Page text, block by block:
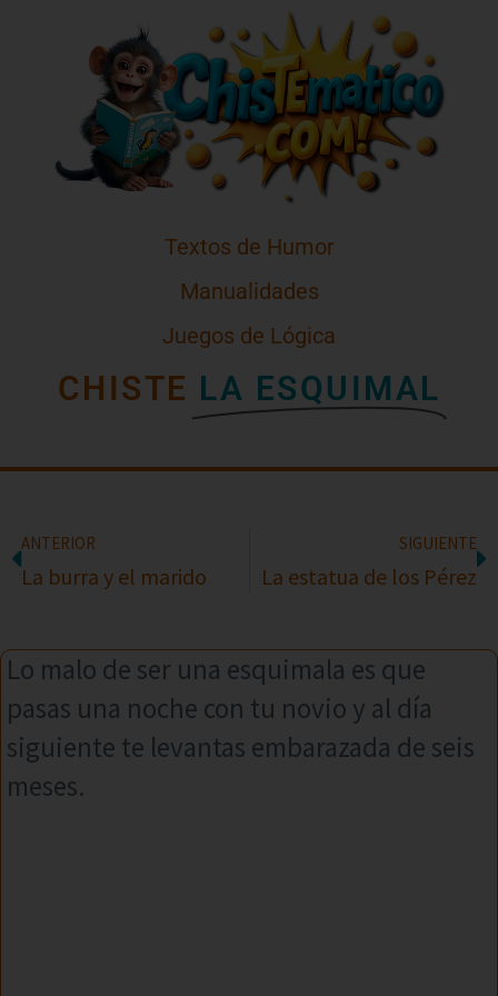
Textos de Humor
Manualidades
Juegos de Lógica
CHISTE LA ESQUIMAL
ANTERIOR
La burra y el marido
SIGUIENTE
La estatua de los Pérez
Lo malo de ser una esquimala es que
pasas una noche con tu novio y al día
siguiente te levantas embarazada de seis
meses.